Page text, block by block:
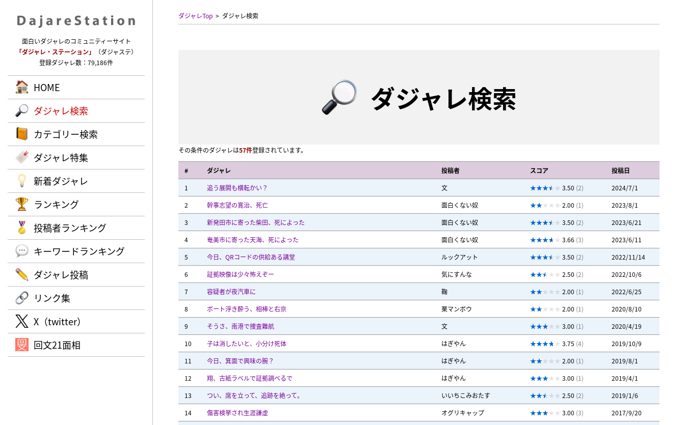
面白いダジャレのコミュニティーサイト
「ダジャレ・ステーション」
（ダジャステ）
登録ダジャレ数：79,186件
HOME
ダジャレ検索
カテゴリー検索
ダジャレ特集
新着ダジャレ
ランキング
投稿者ランキング
キーワードランキング
ダジャレ投稿
リンク集
X（twitter）
回文21面相
ダジャレTop ダジャレ検索
ダジャレ検索
その条件のダジャレは57件登録されています。
# ダジャレ 投稿者 スコア
投稿日
1
追う展開も横転かい？ 文 3.50 (2)
2024/7/1
2
幹事志望の寛治、死亡 面白くない奴 2.00 (1)
2023/8/1
3
新発田市に寄った柴田、死によった 面白くない奴 3.50 (2)
2023/6/21
4
奄美市に寄った天海、死によった 面白くない奴 3.66 (3)
2023/6/11
5
今日、QRコードの供給ある講堂 ルックアット 3.50 (2)
2022/11/14
6
証拠映像は少々怖えぞー 気にすんな 2.50 (2)
2022/10/6
7
容疑者が夜汽車に 鞠 2.00 (1)
2022/6/25
8
ボート浮き酔う、相棒と右京 栗マンボウ 2.00 (1)
2020/8/10
9
そうさ、南港で捜査難航 文 3.00 (1)
2020/4/19
10
子は消したいと、小分け死体 はぎやん 3.75 (4)
2019/10/9
11
今日、箕面で興味の腕？ はぎやん 2.00 (1)
2019/8/1
12
翔、古紙ラベルで証拠調べるで はぎやん 3.00 (1)
2019/4/1
13
つい、席を立って、追跡を絶って。 いいちこみおたす 2.50 (2)
2019/1/6
14
傷害検挙され生涯謙虚 オグリキャップ 3.00 (3)
2017/9/20